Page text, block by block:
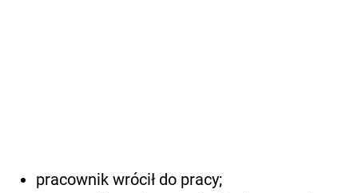
pracownik wrócił do pracy;